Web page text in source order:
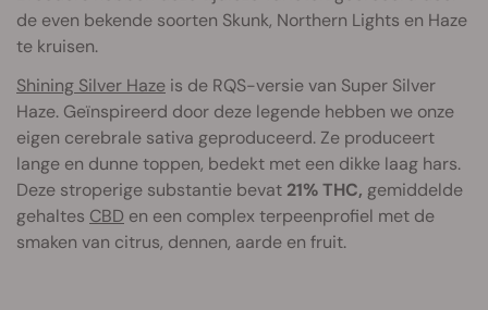
de even bekende soorten Skunk, Northern Lights en Haze
te kruisen.
Shining Silver Haze is de RQS-versie van Super Silver
Haze. Geïnspireerd door deze legende hebben we onze
eigen cerebrale sativa geproduceerd. Ze produceert
lange en dunne toppen, bedekt met een dikke laag hars.
Deze stroperige substantie bevat 21% THC, gemiddelde
gehaltes CBD en een complex terpeenprofiel met de
smaken van citrus, dennen, aarde en fruit.